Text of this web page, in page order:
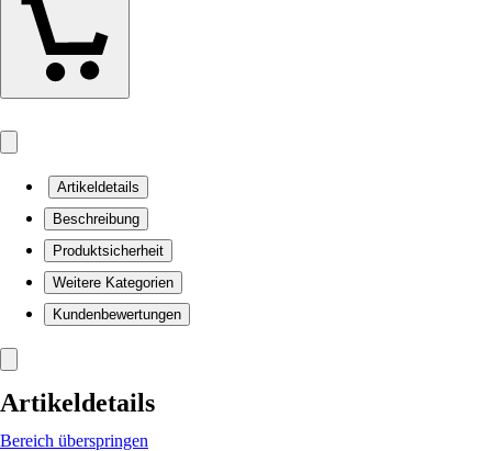
Artikeldetails
Beschreibung
Produktsicherheit
Weitere Kategorien
Kundenbewertungen
Artikeldetails
Bereich überspringen